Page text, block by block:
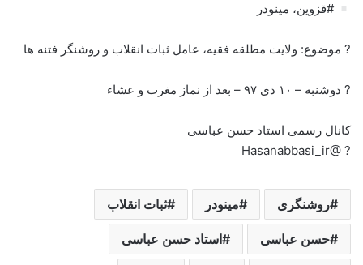
#قزوین، مینودر
? موضوع: ولایت مطلقه فقیه، عامل ثبات انقلاب و روشنگر فتنه ها
? دوشنبه – ۱۰ دی ۹۷ – بعد از نماز مغرب و عشاء
کانال رسمی استاد حسن عباسی
? @Hasanabbasi_ir
روشنگری مینودر ثبات انقلاب
حسن عباسی استاد حسن عباسی